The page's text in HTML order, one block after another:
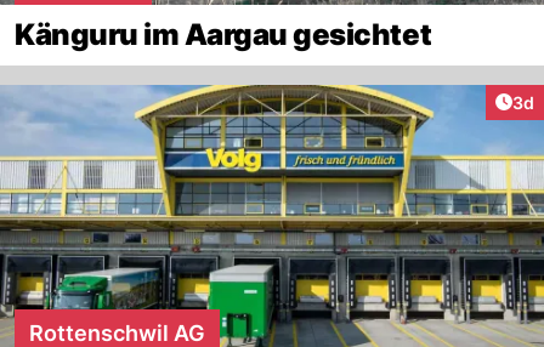
Känguru im Aargau gesichtet
3d
Rottenschwil AG